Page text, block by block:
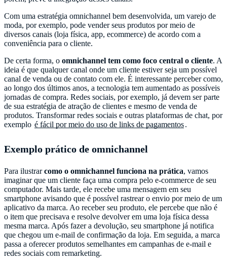
Com uma estratégia omnichannel bem desenvolvida, um varejo de
moda, por exemplo, pode vender seus produtos por meio de
diversos canais (loja física, app, ecommerce) de acordo com a
conveniência para o cliente.
De certa forma, o omnichannel tem como foco central o cliente. A
ideia é que qualquer canal onde um cliente estiver seja um possível
canal de venda ou de contato com ele. É interessante perceber como,
ao longo dos últimos anos, a tecnologia tem aumentado as possíveis
jornadas de compra. Redes sociais, por exemplo, já devem ser parte
de sua estratégia de atração de clientes e mesmo de venda de
produtos. Transformar redes sociais e outras plataformas de chat, por
exemplo é fácil por meio do uso de links de pagamentos.
Exemplo prático de omnichannel
Para ilustrarcomo o omnichannel funciona na prática, vamos
imaginar que um cliente faça uma compra pelo e-commerce de seu
computador. Mais tarde, ele recebe uma mensagem em seu
smartphone avisando que é possível rastrear o envio por meio de um
aplicativo da marca. Ao receber seu produto, ele percebe que não é
o item que precisava e resolve devolver em uma loja física dessa
mesma marca. Após fazer a devolução, seu smartphone já notifica
que chegou um e-mail de confirmação da loja. Em seguida, a marca
passa a oferecer produtos semelhantes em campanhas de e-mail e
redes sociais com remarketing.